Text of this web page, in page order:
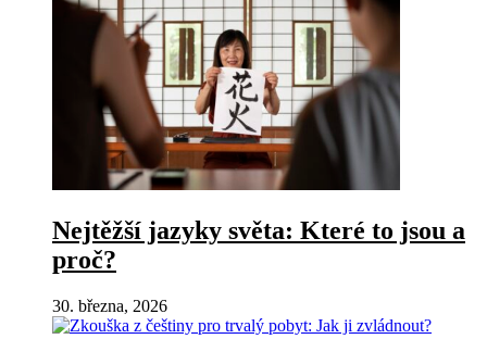
Nejtěžší jazyky světa: Které to jsou a
proč?
30. března, 2026